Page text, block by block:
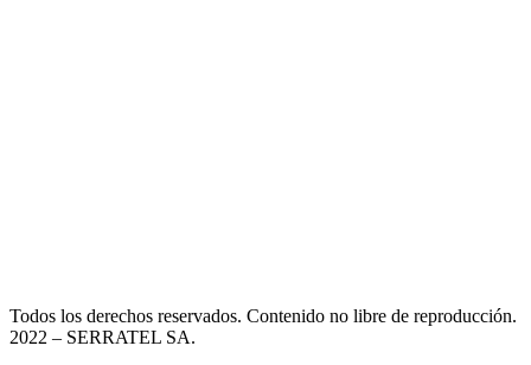
Todos los derechos reservados. Contenido no libre de reproducción.
2022 – SERRATEL SA.